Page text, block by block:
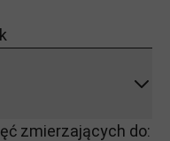
zmierzających do: